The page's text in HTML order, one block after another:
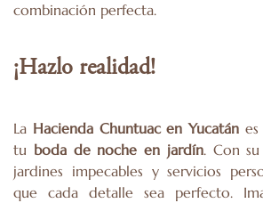
combinación perfecta.
¡Hazlo realidad!
La Hacienda Chuntuac en Yucatán
tu boda de noche en jardín. Con
jardines impecables y servicios
que cada detalle sea perfecto.